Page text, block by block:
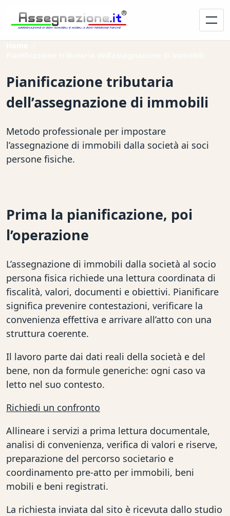
Pianificazione tributaria
dell’assegnazione di immobili
Metodo professionale per impostare
l’assegnazione di immobili dalla società ai soci
persone fisiche.
Prima la pianificazione, poi
l’operazione
L’assegnazione di immobili dalla società al socio
persona fisica richiede una lettura coordinata di
fiscalità, valori, documenti e obiettivi. Pianificare
significa prevenire contestazioni, verificare la
convenienza effettiva e arrivare all’atto con una
struttura coerente.
Il lavoro parte dai dati reali della società e del
bene, non da formule generiche: ogni caso va
letto nel suo contesto.
Richiedi un confronto
Allineare i servizi a prima lettura documentale,
analisi di convenienza, verifica di valori e riserve,
preparazione del percorso societario e
coordinamento pre-atto per immobili, beni
mobili e beni registrati.
La richiesta inviata dal sito è ricevuta dallo studio